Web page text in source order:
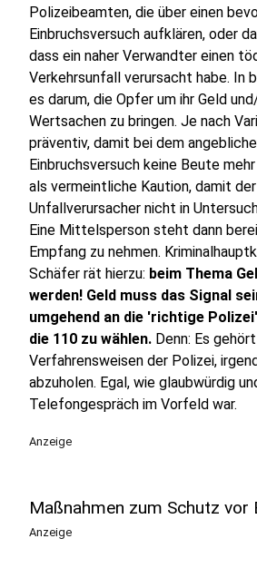
Polizeibeamten, die über einen
Einbruchsversuch aufklären, oder
dass ein naher Verwandter einen
Verkehrsunfall verursacht habe. In
es darum, die Opfer um ihr Geld
Wertsachen zu bringen. Je nach
präventiv, damit bei dem
Einbruchsversuch keine Beute
als vermeintliche Kaution, damit
Unfallverursacher nicht in
Eine Mittelsperson steht dann
Empfang zu nehmen.
Schäfer rät hierzu: beim Thema
werden! Geld muss das Signal
umgehend an die 'richtige
die 110 zu wählen. Denn: Es
Verfahrensweisen der Polizei,
abzuholen. Egal, wie glaubwürdig
Telefongespräch im Vorfeld war.
Anzeige
Maßnahmen zum Schutz vor
Anzeige